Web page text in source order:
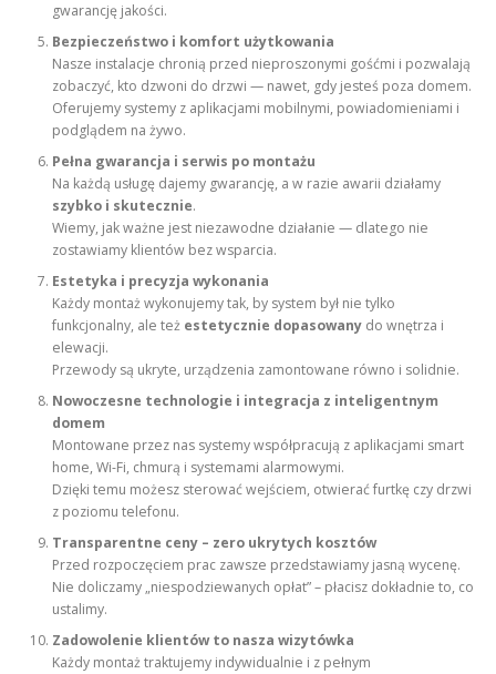
gwarancję jakości.
Bezpieczeństwo i komfort użytkowania
Nasze instalacje chronią przed nieproszonymi gośćmi i pozwalają
zobaczyć, kto dzwoni do drzwi — nawet, gdy jesteś poza domem.
Oferujemy systemy z aplikacjami mobilnymi, powiadomieniami i
podglądem na żywo.
Pełna gwarancja i serwis po montażu
Na każdą usługę dajemy gwarancję, a w razie awarii działamy
szybko i skutecznie.
Wiemy, jak ważne jest niezawodne działanie — dlatego nie
zostawiamy klientów bez wsparcia.
Estetyka i precyzja wykonania
Każdy montaż wykonujemy tak, by system był nie tylko
funkcjonalny, ale też estetycznie dopasowany do wnętrza i
elewacji.
Przewody są ukryte, urządzenia zamontowane równo i solidnie.
Nowoczesne technologie i integracja z inteligentnym
domem
Montowane przez nas systemy współpracują z aplikacjami smart
home, Wi-Fi, chmurą i systemami alarmowymi.
Dzięki temu możesz sterować wejściem, otwierać furtkę czy drzwi
z poziomu telefonu.
Transparentne ceny – zero ukrytych kosztów
Przed rozpoczęciem prac zawsze przedstawiamy jasną wycenę.
Nie doliczamy „niespodziewanych opłat” – płacisz dokładnie to, co
ustalimy.
Zadowolenie klientów to nasza wizytówka
Każdy montaż traktujemy indywidualnie i z pełnym